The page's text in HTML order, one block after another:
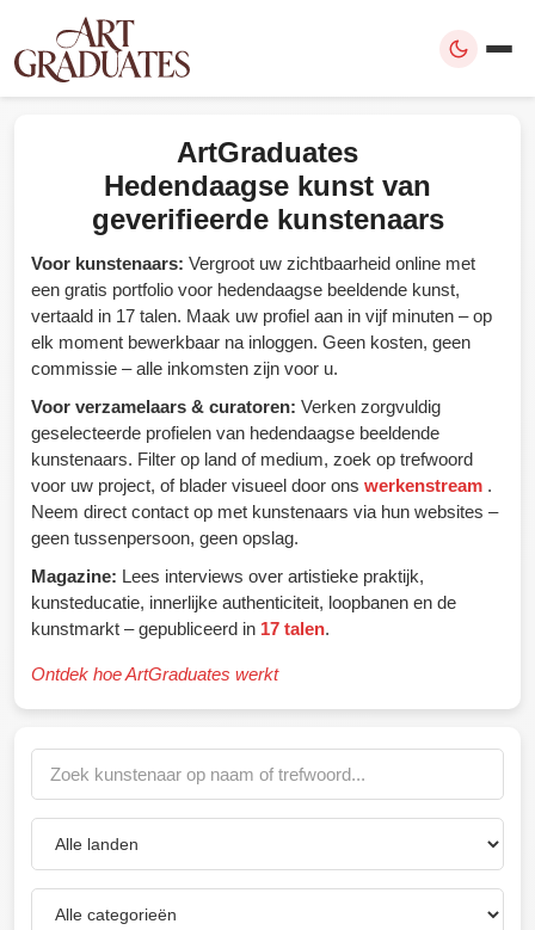
ArtGraduates
Hedendaagse kunst van
geverifieerde kunstenaars
Voor kunstenaars: Vergroot uw zichtbaarheid online met
een gratis portfolio voor hedendaagse beeldende kunst,
vertaald in 17 talen. Maak uw profiel aan in vijf minuten – op
elk moment bewerkbaar na inloggen. Geen kosten, geen
commissie – alle inkomsten zijn voor u.
Voor verzamelaars & curatoren: Verken zorgvuldig
geselecteerde profielen van hedendaagse beeldende
kunstenaars. Filter op land of medium, zoek op trefwoord
voor uw project, of blader visueel door ons werkenstream .
Neem direct contact op met kunstenaars via hun websites –
geen tussenpersoon, geen opslag.
Magazine: Lees interviews over artistieke praktijk,
kunsteducatie, innerlijke authenticiteit, loopbanen en de
kunstmarkt – gepubliceerd in 17 talen.
Ontdek hoe ArtGraduates werkt